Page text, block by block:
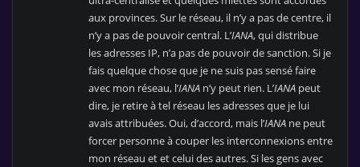
aux provinces. Sur le réseau, il n’y a pas de centre, il
n’y a pas de pouvoir central. L’IANA, qui distribue
les adresses IP, n’a pas de pouvoir de sanction. Si je
fais quelque chose que je ne suis pas sensé faire
avec mon réseau, l’IANA n’y peut rien. L’IANA peut
dire, je retire à tel réseau les adresses que je lui
avais attribuées. Oui, d’accord, mais l’IANA ne peut
forcer personne à couper les interconnexions entre
mon réseau et et celui des autres. Si les gens avec